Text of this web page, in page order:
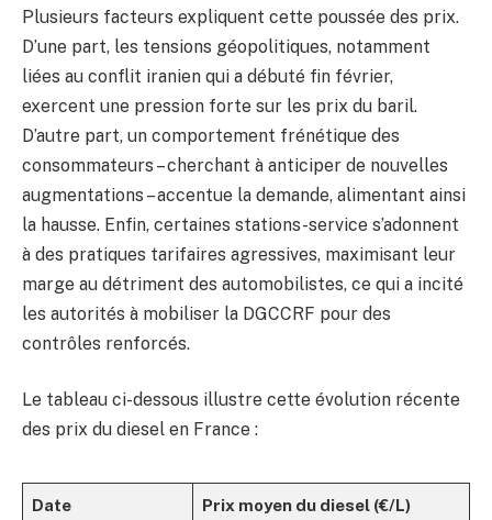
Plusieurs facteurs expliquent cette poussée des prix.
D’une part, les tensions géopolitiques, notamment
liées au conflit iranien qui a débuté fin février,
exercent une pression forte sur les prix du baril.
D’autre part, un comportement frénétique des
consommateurs – cherchant à anticiper de nouvelles
augmentations – accentue la demande, alimentant ainsi
la hausse. Enfin, certaines stations-service s’adonnent
à des pratiques tarifaires agressives, maximisant leur
marge au détriment des automobilistes, ce qui a incité
les autorités à mobiliser la DGCCRF pour des
contrôles renforcés.
Le tableau ci-dessous illustre cette évolution récente
des prix du diesel en France :
Date Prix moyen du diesel (€/L)